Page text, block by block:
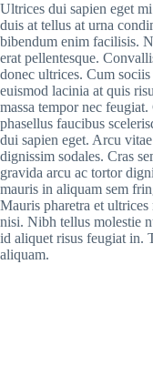
Ultrices dui sapien eget
duis at tellus at urna
bibendum enim facilisis.
erat pellentesque.
donec ultrices. Cum
euismod lacinia at quis
massa tempor nec
phasellus faucibus
dui sapien eget. Arcu
dignissim sodales. Cras
gravida arcu ac tortor
mauris in aliquam sem
Mauris pharetra et ultrices
nisi. Nibh tellus molestie
id aliquet risus feugiat in.
aliquam.